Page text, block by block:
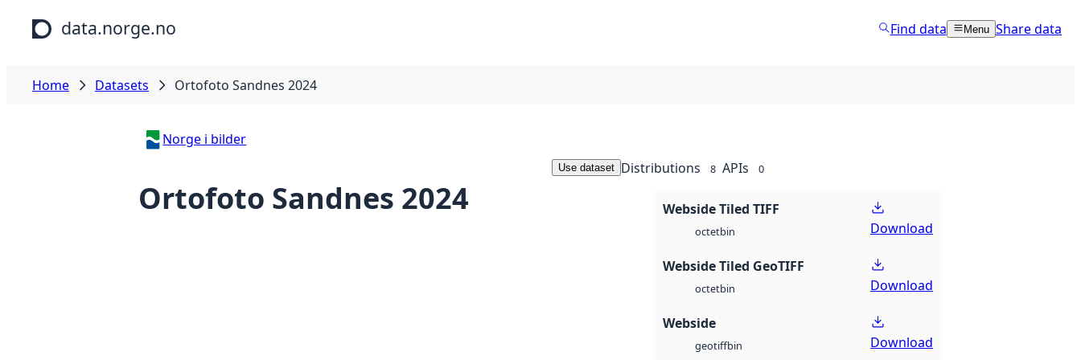
Skip to main content
data.norge.no Find data Menu Share data
Home Datasets Ortofoto Sandnes 2024
Norge i bilder
Ortofoto Sandnes 2024
Use dataset Distributions 8 APIs 0
Webside Tiled TIFF
octetbin Download
Webside Tiled GeoTIFF
octetbin Download
Webside
geotiffbin Download